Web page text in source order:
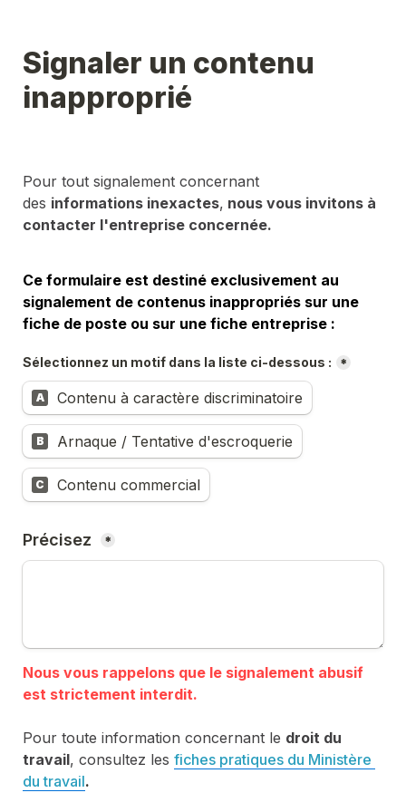
Signaler un contenu
inapproprié
Pour tout signalement concernant
des informations inexactes, nous vous invitons à
contacter l'entreprise concernée.
Ce formulaire est destiné exclusivement au
signalement de contenus inappropriés sur une
fiche de poste ou sur une fiche entreprise :
Sélectionnez un motif dans la liste ci-dessous : *
A Contenu à caractère discriminatoire
B Arnaque / Tentative d'escroquerie
C Contenu commercial
Précisez *
Nous vous rappelons que le signalement abusif
Pour toute information concernant le droit du
travail, consultez les fiches pratiques du Ministère
du travail